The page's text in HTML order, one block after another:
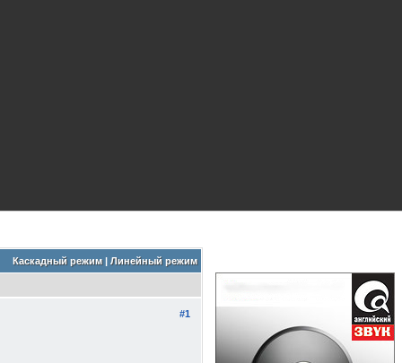
Каскадный режим| Линейный режим
#1